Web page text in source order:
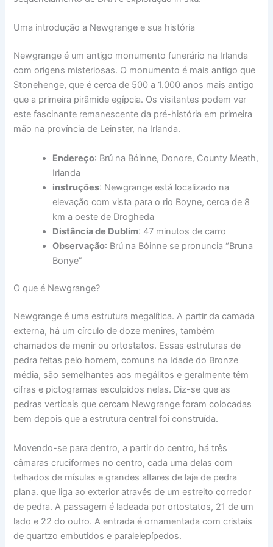
Uma introdução a Newgrange e sua história
Newgrange é um antigo monumento funerário na Irlanda
com origens misteriosas. O monumento é mais antigo que
Stonehenge, que é cerca de 500 a 1.000 anos mais antigo
que a primeira pirâmide egípcia. Os visitantes podem ver
este fascinante remanescente da pré-história em primeira
mão na província de Leinster, na Irlanda.
Endereço: Brú na Bóinne, Donore, County Meath,
Irlanda
instruções: Newgrange está localizado na
elevação com vista para o rio Boyne, cerca de 8
km a oeste de Drogheda
Distância de Dublim: 47 minutos de carro
Observação: Brú na Bóinne se pronuncia “Bruna
Bonye”
O que é Newgrange?
Newgrange é uma estrutura megalítica. A partir da camada
externa, há um círculo de doze menires, também
chamados de menir ou ortostatos. Essas estruturas de
pedra feitas pelo homem, comuns na Idade do Bronze
média, são semelhantes aos megálitos e geralmente têm
cifras e pictogramas esculpidos nelas. Diz-se que as
pedras verticais que cercam Newgrange foram colocadas
bem depois que a estrutura central foi construída.
Movendo-se para dentro, a partir do centro, há três
câmaras cruciformes no centro, cada uma delas com
telhados de mísulas e grandes altares de laje de pedra
plana. que liga ao exterior através de um estreito corredor
de pedra. A passagem é ladeada por ortostatos, 21 de um
lado e 22 do outro. A entrada é ornamentada com cristais
de quartzo embutidos e paralelepípedos.